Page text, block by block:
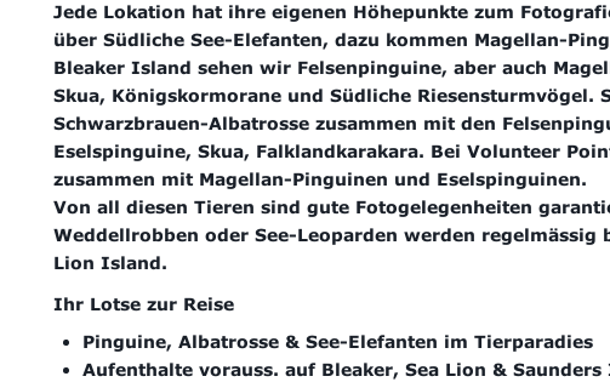
Jede Lokation hat ihre eigenen Höhepunkte zum
über Südliche See-Elefanten, dazu kommen Magellan-
Bleaker Island sehen wir Felsenpinguine, aber auch
Skua, Königskormorane und Südliche Riesensturmvögel.
Schwarzbrauen-Albatrosse zusammen mit den
Eselspinguine, Skua, Falklandkarakara. Bei Volunteer
zusammen mit Magellan-Pinguinen und Eselspinguinen.
Von all diesen Tieren sind gute Fotogelegenheiten
Weddellrobben oder See-Leoparden werden
Lion Island.
Ihr Lotse zur Reise
Pinguine, Albatrosse & See-Elefanten im Tierparadies
Aufenthalte vorauss. auf Bleaker, Sea Lion & Saunders